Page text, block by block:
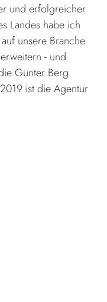
und erfolgreicher
Landes habe ich
unsere Branche
- und
Günter Berg
ist die Agentur